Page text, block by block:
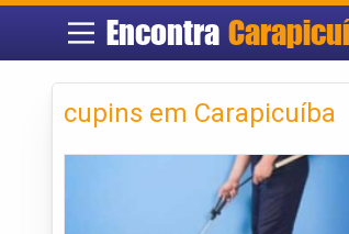
Encontra
cupins em Carapicuíba